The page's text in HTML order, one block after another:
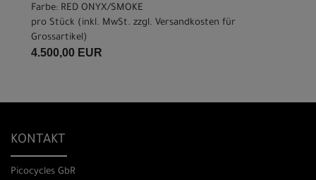
Farbe: RED ONYX/SMOKE
pro Stück (inkl. MwSt. zzgl. Versandkosten für
Grossartikel)
4.500,00 EUR
KONTAKT
Picocycles GbR